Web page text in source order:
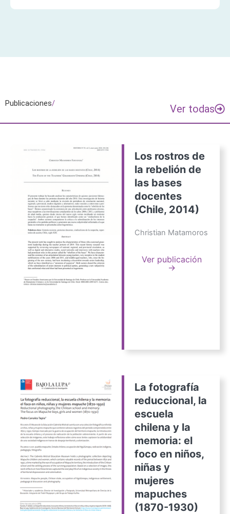
Publicaciones/ Ver todas
Los rostros de
la rebelión de
las bases
docentes
(Chile, 2014)
Christian Matamoros
Ver publicación
→
La fotografía
reduccional, la
escuela
chilena y la
memoria: el
foco en niños,
niñas y
mujeres
mapuches
(1870-1930)